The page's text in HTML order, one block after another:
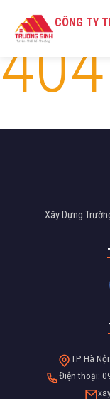
CÔNG TY
404
Xây Dựng
TP Hà
Điện thoại: